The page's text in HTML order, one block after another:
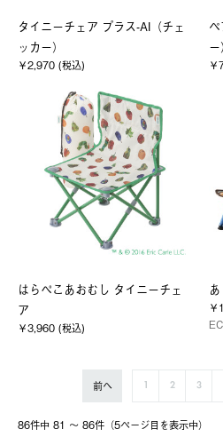
タイニーチェア プラス-AI（チェ
ッカー）
￥2,970 (税込)
ー）
￥
はらぺこあおむし タイニーチェ
ア
￥3,960 (税込)
￥
86件中 81 〜 86件（5ページ⽬を表⽰中）
前へ 2 3